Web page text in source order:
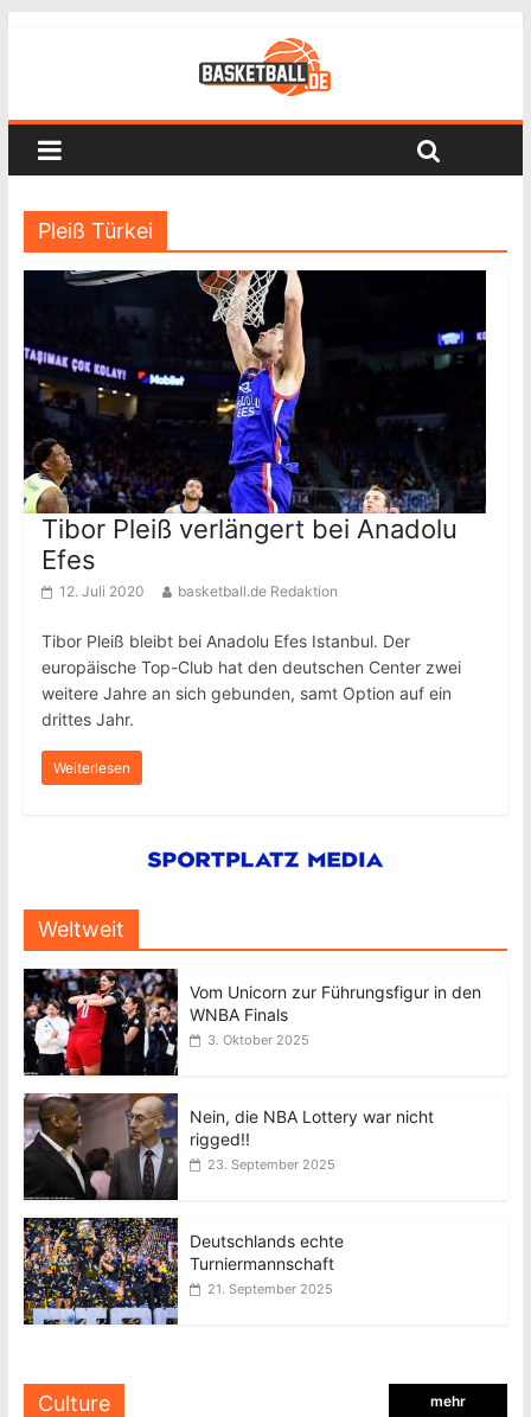
Pleiß Türkei
Tibor Pleiß verlängert bei Anadolu
Efes
12. Juli 2020 basketball.de Redaktion
Tibor Pleiß bleibt bei Anadolu Efes Istanbul. Der
europäische Top-Club hat den deutschen Center zwei
weitere Jahre an sich gebunden, samt Option auf ein
drittes Jahr.
Weiterlesen
Weltweit
Vom Unicorn zur Führungsfigur in den
WNBA Finals
3. Oktober 2025
Nein, die NBA Lottery war nicht
rigged!!
23. September 2025
Deutschlands echte
Turniermannschaft
21. September 2025
Culture mehr